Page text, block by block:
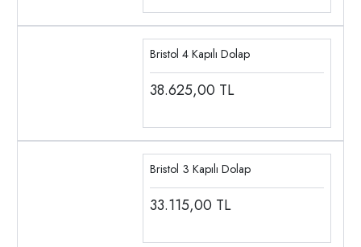
Bristol 4 Kapılı Dolap
38.625,00 TL
Bristol 3 Kapılı Dolap
33.115,00 TL